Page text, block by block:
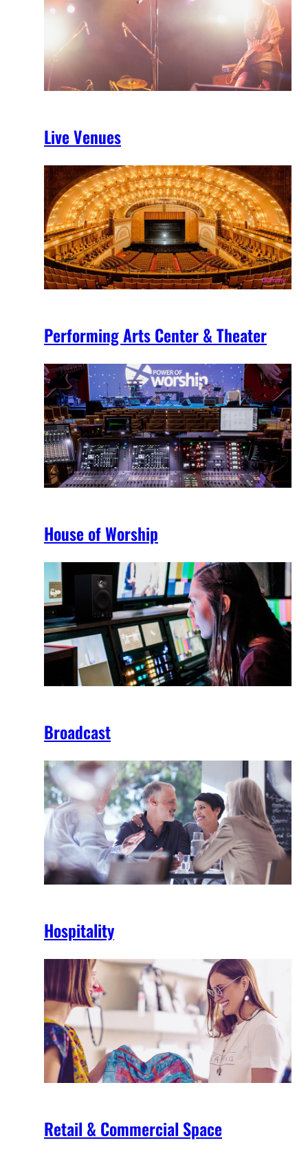
Live Venues
Performing Arts Center & Theater
House of Worship
Broadcast
Hospitality
Retail & Commercial Space